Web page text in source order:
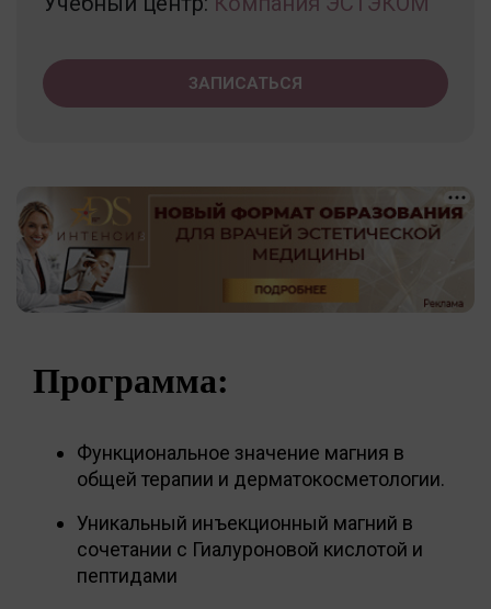
ЗАПИСАТЬСЯ
Программа:
Функциональное значение магния в
общей терапии и дерматокосметологии.
Уникальный инъекционный магний в
сочетании с Гиалуроновой кислотой и
пептидами